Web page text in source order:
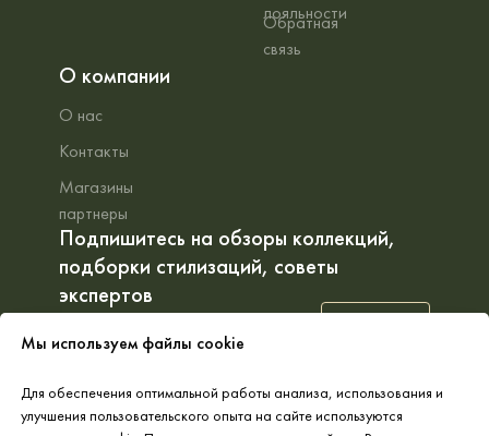
лояльности
Обратная
связь
О компании
О нас
Контакты
Магазины
партнеры
Подпишитесь на обзоры коллекций,
подборки стилизаций, советы
экспертов
политикой обработки персональных данных
Мы используем файлы cookie
Для обеспечения оптимальной работы анализа, использования и
улучшения пользовательского опыта на сайте используются